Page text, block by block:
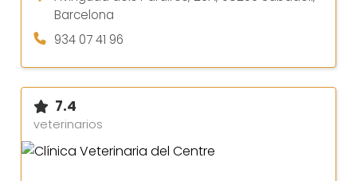
Barcelona
934 07 41 96
7.4
veterinarios